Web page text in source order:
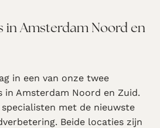
in Amsterdam Noord en
in een van onze twee
in Amsterdam Noord en Zuid.
met de nieuwste
Beide locaties zijn